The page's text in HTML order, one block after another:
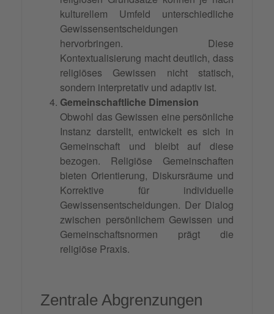
kulturellem Umfeld unterschiedliche
Gewissensentscheidungen
hervorbringen. Diese
Kontextualisierung macht deutlich, dass
religiöses Gewissen nicht statisch,
sondern interpretativ und adaptiv ist.
Gemeinschaftliche Dimension
Obwohl das Gewissen eine persönliche
Instanz darstellt, entwickelt es sich in
Gemeinschaft und bleibt auf diese
bezogen. Religiöse Gemeinschaften
bieten Orientierung, Diskursräume und
Korrektive für individuelle
Gewissensentscheidungen. Der Dialog
zwischen persönlichem Gewissen und
Gemeinschaftsnormen prägt die
religiöse Praxis.
Zentrale Abgrenzungen